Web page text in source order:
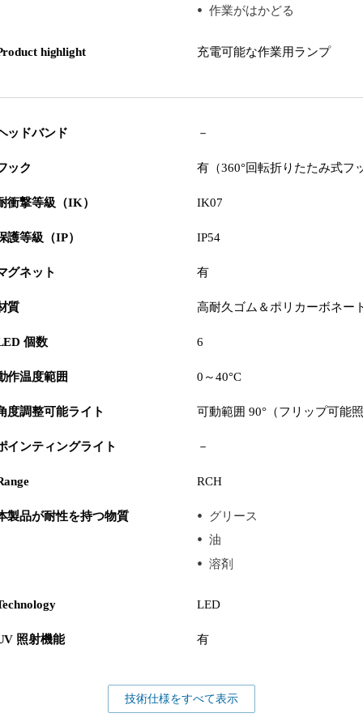
作業がはかどる
highlight 充電可能な作業用ランプ
ッドバンド －
ック 有（360°回転折りたたみ式フ
衝撃等級（IK） IK07
護等級（IP） IP54
グネット 有
質 高耐久ゴム＆ポリカーボネー
個数 6
作温度範囲 0～40°C
度調整可能ライト 可動範囲 90°（フリップ可能
インティングライト －
RCH
製品が耐性を持つ物質
グリース
油
溶剤
LED
照射機能 有
技術仕様をすべて表示